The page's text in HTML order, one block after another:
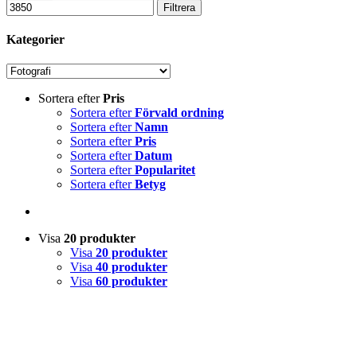
Filtrera
Kategorier
Sortera efterPris
Sortera efterFörvald ordning
Sortera efterNamn
Sortera efterPris
Sortera efterDatum
Sortera efterPopularitet
Sortera efterBetyg
Visa 20 produkter
Visa 20 produkter
Visa 40 produkter
Visa 60 produkter